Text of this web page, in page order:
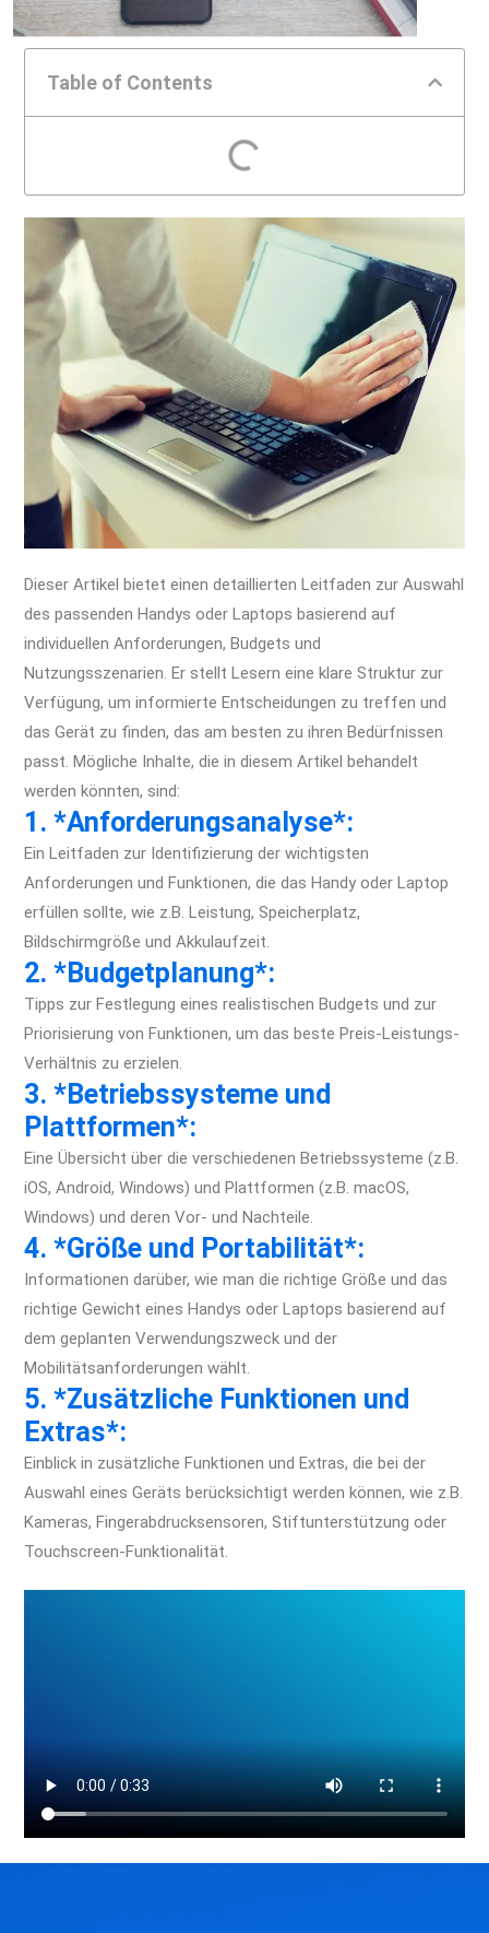
Table of Contents
Dieser Artikel bietet einen detaillierten Leitfaden zur Auswahl
des passenden Handys oder Laptops basierend auf
individuellen Anforderungen, Budgets und
Nutzungsszenarien. Er stellt Lesern eine klare Struktur zur
Verfügung, um informierte Entscheidungen zu treffen und
das Gerät zu finden, das am besten zu ihren Bedürfnissen
passt. Mögliche Inhalte, die in diesem Artikel behandelt
werden könnten, sind:
1. *Anforderungsanalyse*:
Ein Leitfaden zur Identifizierung der wichtigsten
Anforderungen und Funktionen, die das Handy oder Laptop
erfüllen sollte, wie z.B. Leistung, Speicherplatz,
Bildschirmgröße und Akkulaufzeit.
2. *Budgetplanung*:
Tipps zur Festlegung eines realistischen Budgets und zur
Priorisierung von Funktionen, um das beste Preis-Leistungs-
Verhältnis zu erzielen.
3. *Betriebssysteme und
Plattformen*:
Eine Übersicht über die verschiedenen Betriebssysteme (z.B.
iOS, Android, Windows) und Plattformen (z.B. macOS,
Windows) und deren Vor- und Nachteile.
4. *Größe und Portabilität*:
Informationen darüber, wie man die richtige Größe und das
richtige Gewicht eines Handys oder Laptops basierend auf
dem geplanten Verwendungszweck und der
Mobilitätsanforderungen wählt.
5. *Zusätzliche Funktionen und
Extras*:
Einblick in zusätzliche Funktionen und Extras, die bei der
Auswahl eines Geräts berücksichtigt werden können, wie z.B.
Kameras, Fingerabdrucksensoren, Stiftunterstützung oder
Touchscreen-Funktionalität.